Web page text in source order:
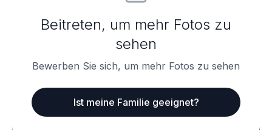
Beitreten, um mehr Fotos zu
sehen
Bewerben Sie sich, um mehr Fotos zu sehen
Ist meine Familie geeignet?